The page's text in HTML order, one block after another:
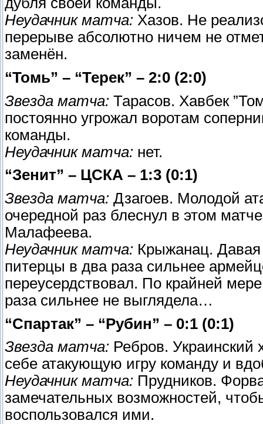
Неудачник матча: Хазов. Не
перерыве абсолютно ничем не
заменён.
“Томь” – “Терек” – 2:0 (2:0)
Звезда матча: Тарасов. Хавбек
постоянно угрожал воротам
команды.
Неудачник матча: нет.
“Зенит” – ЦСКА – 1:3 (0:1)
Звезда матча: Дзагоев. Молодой
очередной раз блеснул в этом
Малафеева.
Неудачник матча: Крыжанац. Давая
питерцы в два раза сильнее
переусердствовал. По крайней
раза сильнее не выглядела…
“Спартак” – “Рубин” – 0:1 (0:1)
Звезда матча: Ребров. Украинский
себе атакующую игру команду и
Неудачник матча: Прудников.
замечательных возможностей,
воспользовался ими.